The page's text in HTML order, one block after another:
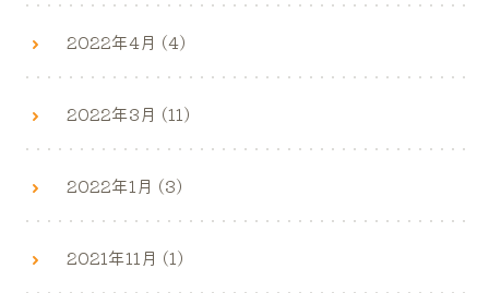
2022年4月 (4)
2022年3月 (11)
2022年1月 (3)
2021年11月 (1)